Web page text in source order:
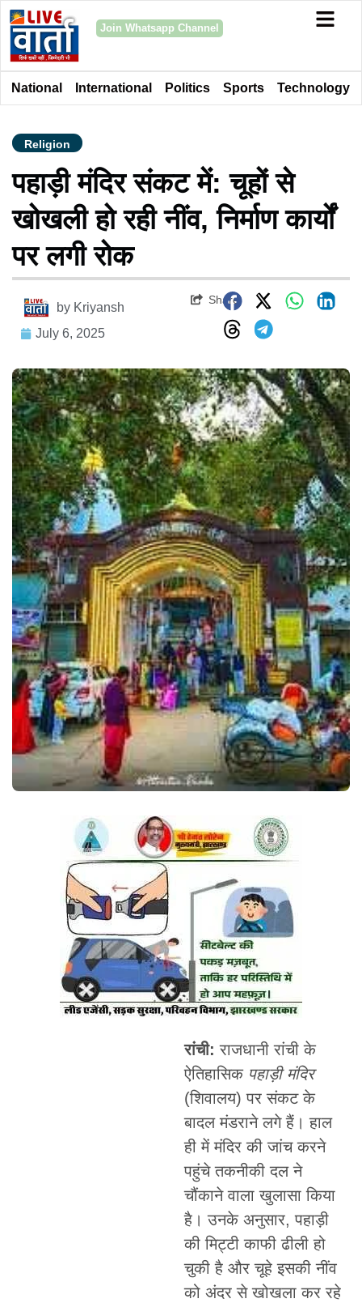
Join Whatsapp Channel
National International Politics Sports Technology
Religion
पहाड़ी मंदिर संकट में: चूहों से
खोखली हो रही नींव, निर्माण कार्यों
पर लगी रोक
by Kriyansh
July 6, 2025
Share
रांची:राजधानी रांची के
ऐतिहासिक पहाड़ी मंदिर
(शिवालय) पर संकट के
बादल मंडराने लगे हैं। हाल
ही में मंदिर की जांच करने
पहुंचे तकनीकी दल ने
चौंकाने वाला खुलासा किया
है। उनके अनुसार, पहाड़ी
की मिट्टी काफी ढीली हो
चुकी है और चूहे इसकी नींव
को अंदर से खोखला कर रहे